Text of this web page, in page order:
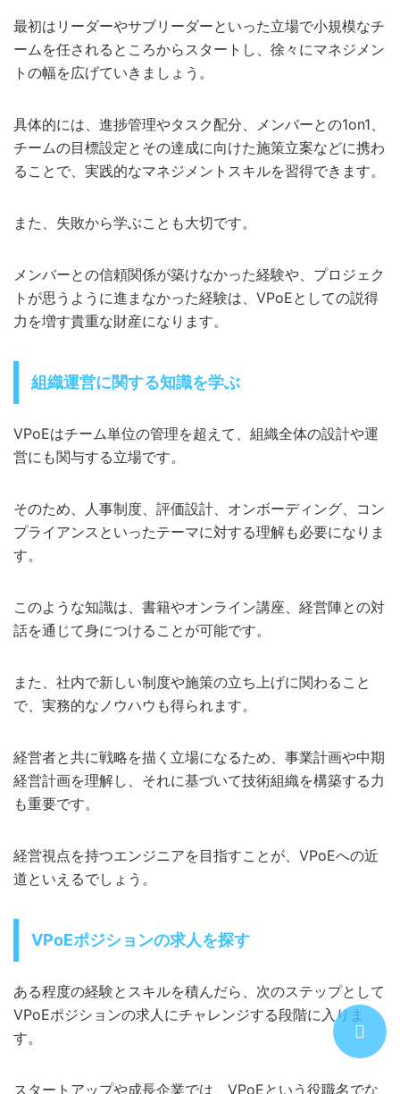
最初はリーダーやサブリーダーといった立場で小規模なチ
ームを任されるところからスタートし、徐々にマネジメン
トの幅を広げていきましょう。
具体的には、進捗管理やタスク配分、メンバーとの1on1、
チームの目標設定とその達成に向けた施策立案などに携わ
ることで、実践的なマネジメントスキルを習得できます。
また、失敗から学ぶことも大切です。
メンバーとの信頼関係が築けなかった経験や、プロジェク
トが思うように進まなかった経験は、VPoEとしての説得
力を増す貴重な財産になります。
組織運営に関する知識を学ぶ
VPoEはチーム単位の管理を超えて、組織全体の設計や運
営にも関与する立場です。
そのため、人事制度、評価設計、オンボーディング、コン
プライアンスといったテーマに対する理解も必要になりま
す。
このような知識は、書籍やオンライン講座、経営陣との対
話を通じて身につけることが可能です。
また、社内で新しい制度や施策の立ち上げに関わること
で、実務的なノウハウも得られます。
経営者と共に戦略を描く立場になるため、事業計画や中期
経営計画を理解し、それに基づいて技術組織を構築する力
も重要です。
経営視点を持つエンジニアを目指すことが、VPoEへの近
道といえるでしょう。
VPoEポジションの求人を探す
ある程度の経験とスキルを積んだら、次のステップとして
VPoEポジションの求人にチャレンジする段階に入りま
す。
スタートアップや成長企業では、VPoEという役職名でな